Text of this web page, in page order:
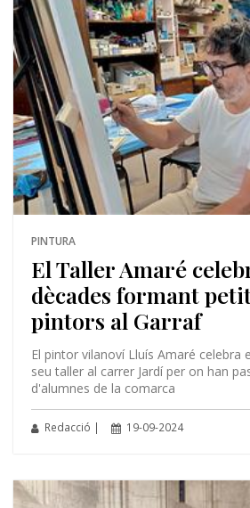
PINTURA
El Taller Amaré
dècades formant
pintors al Garraf
El pintor vilanoví Lluís Amaré celebra
seu taller al carrer Jardí per on han
d'alumnes de la comarca
Redacció | 19-09-2024